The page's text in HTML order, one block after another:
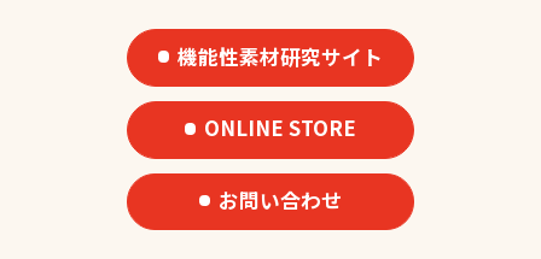
機能性素材研究サイト
ONLINE STORE
お問い合わせ